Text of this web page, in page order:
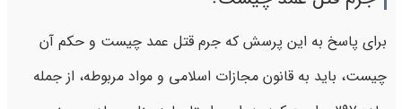
برای پاسخ به این پرسش که جرم قتل عمد چیست و حکم آن
چیست، باید به قانون مجازات اسلامی و مواد مربوطه، از جمله